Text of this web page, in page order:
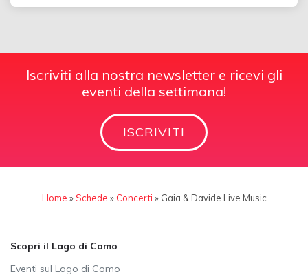
Iscriviti alla nostra newsletter e ricevi gli
eventi della settimana!
ISCRIVITI
Home »Schede » Concerti » Gaia & Davide Live Music
Scopri il Lago di Como
Eventi sul Lago di Como